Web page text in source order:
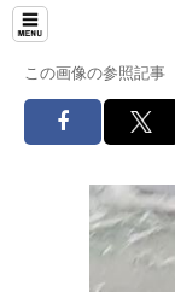
この画像の参照記事